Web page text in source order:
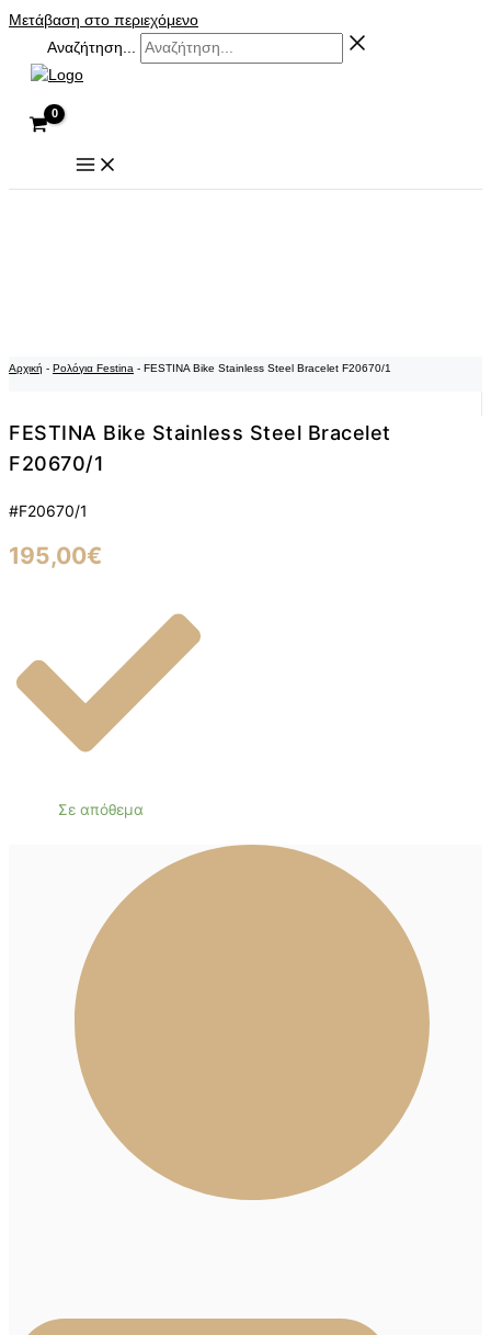
Μετάβαση στο περιεχόμενο
Αναζήτηση...
Αρχική - Ρολόγια Festina - FESTINA Bike Stainless Steel Bracelet F20670/1
FESTINA Bike Stainless Steel Bracelet
F20670/1
#F20670/1
195,00€
Σε απόθεμα